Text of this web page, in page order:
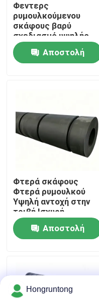
Σπίτι
Προϊόντα
Επισκέψεις στο
Ζητήστε μια
Λαστιχένιο
Πνευματικό
Φεντερς
ρυμουλκούμενου
σκάφους βαρύ
σχεδιασμό υψηλής
αντοχής στην τριβή
προσαρμοσμένο
μέγεθος για
Αποστολή
Φτερά σκάφους
Φτερά ρυμουλκού
Υψηλή αντοχή στην
τριβή Ισχυρή
αντίσταση στη
συμπίεση Εύκολη
εγκατάσταση
Αποστολή
Hongruntong